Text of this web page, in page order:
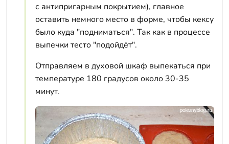
с антипригарным покрытием), главное
оставить немного место в форме, чтобы кексу
было куда "подниматься". Так как в процессе
выпечки тесто "подойдёт".
Отправляем в духовой шкаф выпекаться при
температуре 180 градусов около 30-35
минут.